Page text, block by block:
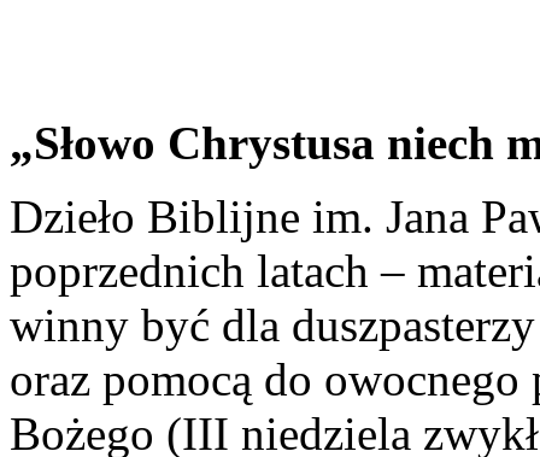
„Słowo Chrystusa niech
Dzieło Biblijne im. Jana
poprzednich latach –
winny być dla
oraz pomocą do
Bożego (III niedziela